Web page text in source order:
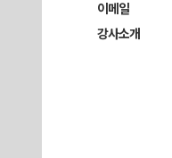
이메일
강사소개